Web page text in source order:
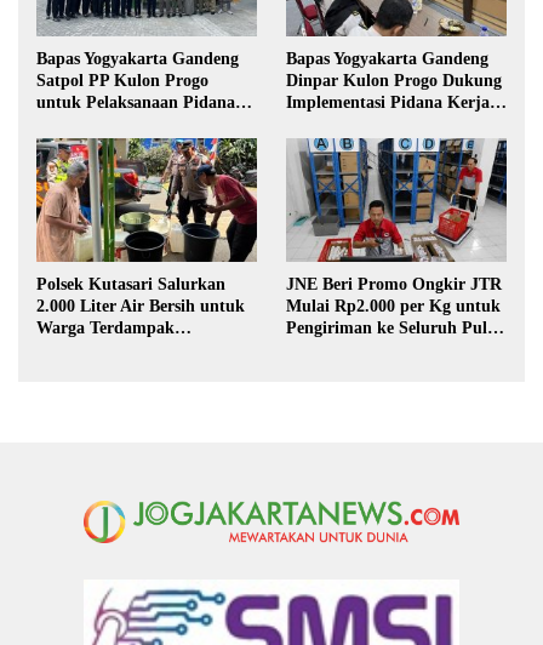
Bapas Yogyakarta Gandeng
Satpol PP Kulon Progo
untuk Pelaksanaan Pidana
Bapas Yogyakarta Gandeng
Dinpar Kulon Progo Dukung
Implementasi Pidana Kerja
Polsek Kutasari Salurkan
2.000 Liter Air Bersih untuk
Warga Terdampak
JNE Beri Promo Ongkir JTR
Mulai Rp2.000 per Kg untuk
Pengiriman ke Seluruh Pulau